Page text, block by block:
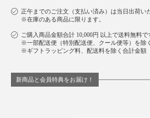
正午までのご注文（支払い済み）は当日出荷い
※在庫のある商品に限ります。
ご購入商品金額合計 10,000円 以上で送料無料で
※一部配送便（特別配送便、クール便等）を除く
※ギフトラッピング料、配送料を除く合計金額
新商品と会員特典をお届け！